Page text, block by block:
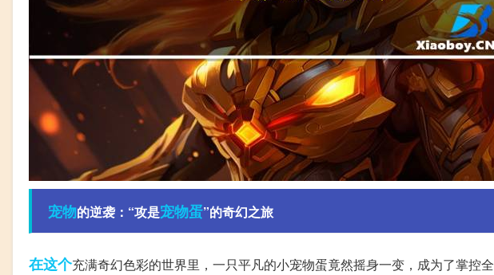
宠物的逆袭：“攻是宠物蛋”的奇幻之旅
在这个充满奇幻色彩的世界里，一只平凡的小宠物蛋竟然摇身一变，成为了掌控